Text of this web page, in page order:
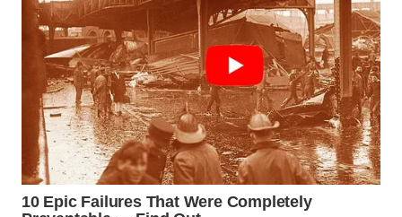
WN
NATUNA
WN
BINTAN
WN
MANDALIKA